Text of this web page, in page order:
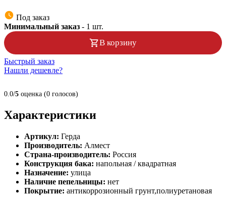
Под заказ
Минимальный заказ - 1 шт.
В корзину
Быстрый заказ
Нашли дешевле?
0.0/5 оценка (0 голосов)
Характеристики
Артикул: Герда
Производитель: Алмест
Страна-производитель: Россия
Конструкция бака: напольная / квадратная
Назначение: улица
Наличие пепельницы: нет
Покрытие: антикоррозионный грунт,полиуретановая